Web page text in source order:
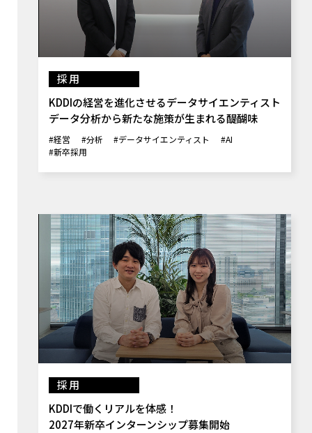
採用
KDDIの経営を進化させるデータサイエンティスト
データ分析から新たな施策が生まれる醍醐味
#経営 #分析 #データサイエンティスト
#AI
#新卒採用
採用
KDDIで働くリアルを体感！
2027年新卒インターンシップ募集開始